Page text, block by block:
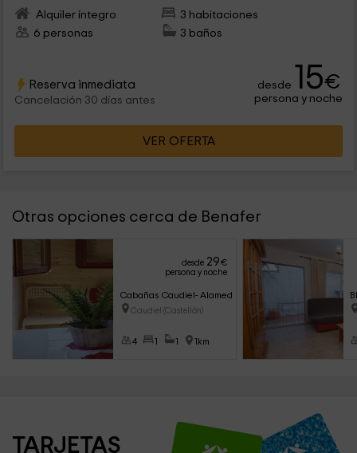
Alquiler íntegro
3 habitaciones
6 personas
3 baños
Reserva inmediata
Cancelación 30 días antes
desde 15€
persona y noche
VER OFERTA
Otras opciones cerca de Benafer
desde 29€
persona y noche
Cabañas Caudiel- Alameda
Caudiel (Castellón)
4 1 1 1km
TARJETAS